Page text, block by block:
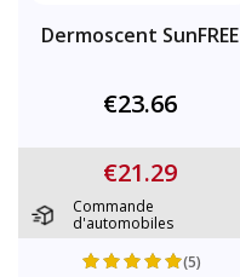
Dermoscent SunFREE
€23.66
€21.29
Commande
d'automobiles
(5)